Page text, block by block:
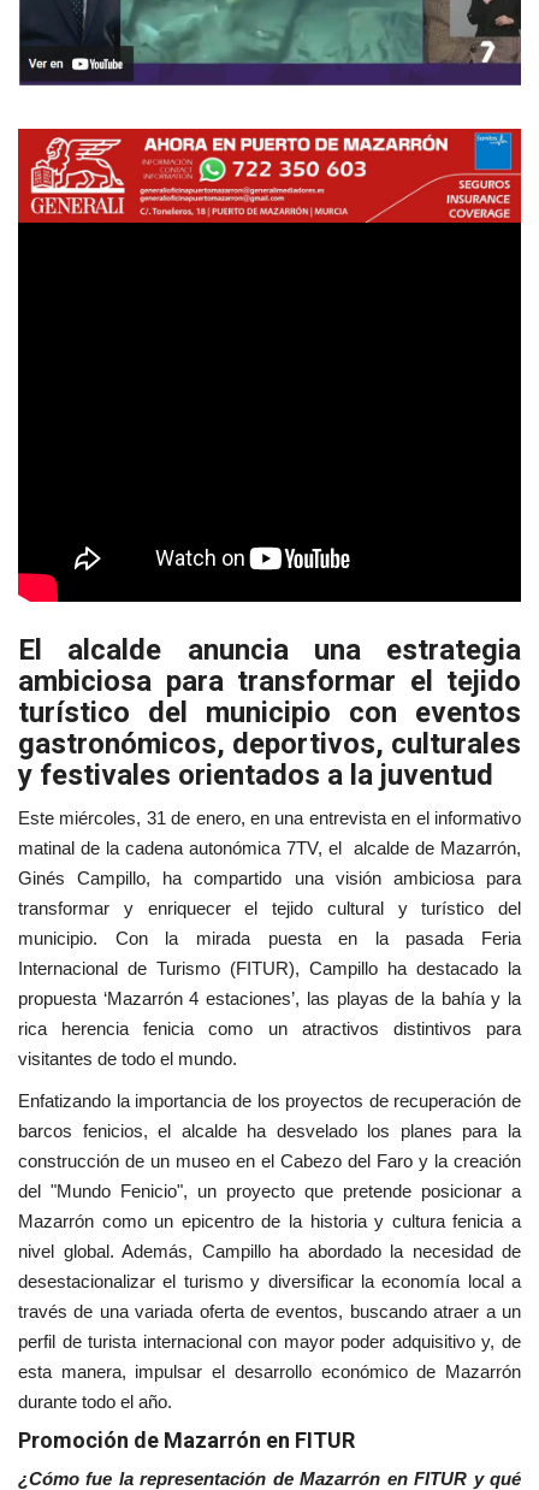
Vídeos
Galerías
Contacto
Empresas
El alcalde anuncia una estrategia
ambiciosa para transformar el tejido
turístico del municipio con eventos
gastronómicos, deportivos, culturales
y festivales orientados a la juventud
Este miércoles, 31 de enero, en una entrevista en el informativo
matinal de la cadena autonómica 7TV, el alcalde de Mazarrón,
Ginés Campillo, ha compartido una visión ambiciosa para
transformar y enriquecer el tejido cultural y turístico del
municipio. Con la mirada puesta en la pasada Feria
Internacional de Turismo (FITUR), Campillo ha destacado la
propuesta ‘Mazarrón 4 estaciones’, las playas de la bahía y la
rica herencia fenicia como un atractivos distintivos para
visitantes de todo el mundo.
Enfatizando la importancia de los proyectos de recuperación de
barcos fenicios, el alcalde ha desvelado los planes para la
construcción de un museo en el Cabezo del Faro y la creación
del "Mundo Fenicio", un proyecto que pretende posicionar a
Mazarrón como un epicentro de la historia y cultura fenicia a
nivel global. Además, Campillo ha abordado la necesidad de
desestacionalizar el turismo y diversificar la economía local a
través de una variada oferta de eventos, buscando atraer a un
perfil de turista internacional con mayor poder adquisitivo y, de
esta manera, impulsar el desarrollo económico de Mazarrón
durante todo el año.
Promoción de Mazarrón en FITUR
¿Cómo fue la representación de Mazarrón en FITUR y qué